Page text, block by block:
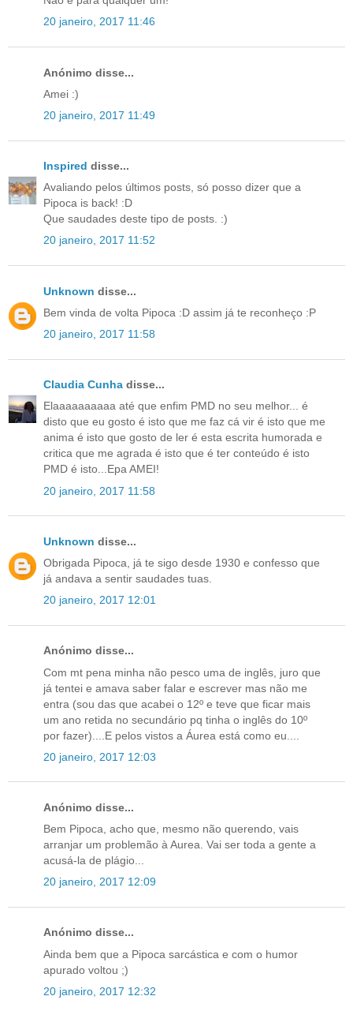
20 janeiro, 2017 11:46
Anónimo disse...
Amei :)
20 janeiro, 2017 11:49
Inspired disse...
Avaliando pelos últimos posts, só posso dizer que a
Pipoca is back! :D
Que saudades deste tipo de posts. :)
20 janeiro, 2017 11:52
Unknown disse...
Bem vinda de volta Pipoca :D assim já te reconheço :P
20 janeiro, 2017 11:58
Claudia Cunha disse...
Elaaaaaaaaaa até que enfim PMD no seu melhor... é
disto que eu gosto é isto que me faz cá vir é isto que me
anima é isto que gosto de ler é esta escrita humorada e
critica que me agrada é isto que é ter conteúdo é isto
PMD é isto...Epa AMEI!
20 janeiro, 2017 11:58
Unknown disse...
Obrigada Pipoca, já te sigo desde 1930 e confesso que
já andava a sentir saudades tuas.
20 janeiro, 2017 12:01
Anónimo disse...
Com mt pena minha não pesco uma de inglês, juro que
já tentei e amava saber falar e escrever mas não me
entra (sou das que acabei o 12º e teve que ficar mais
um ano retida no secundário pq tinha o inglês do 10º
por fazer)....E pelos vistos a Áurea está como eu....
20 janeiro, 2017 12:03
Anónimo disse...
Bem Pipoca, acho que, mesmo não querendo, vais
arranjar um problemão à Aurea. Vai ser toda a gente a
acusá-la de plágio...
20 janeiro, 2017 12:09
Anónimo disse...
Ainda bem que a Pipoca sarcástica e com o humor
apurado voltou ;)
20 janeiro, 2017 12:32